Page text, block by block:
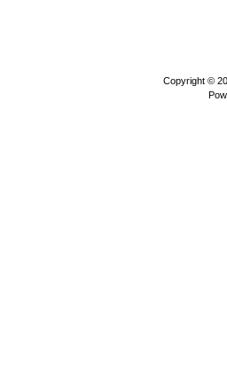
Copyright ©